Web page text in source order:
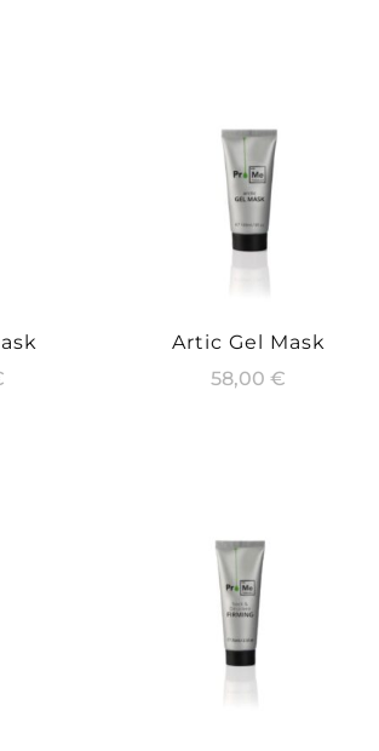
Artic Gel Mask
58,00€